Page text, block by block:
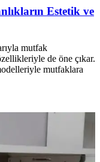
Estetik ve
mutfak
de öne çıkar.
mutfaklara